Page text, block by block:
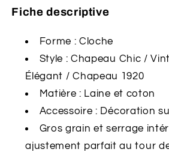
Fiche descriptive
Forme : Cloche
Style : Chapeau Chic /
Élégant / Chapeau 1920
Matière : Laine et coton
Accessoire : Décoration
Gros grain et serrage
ajustement parfait au tour